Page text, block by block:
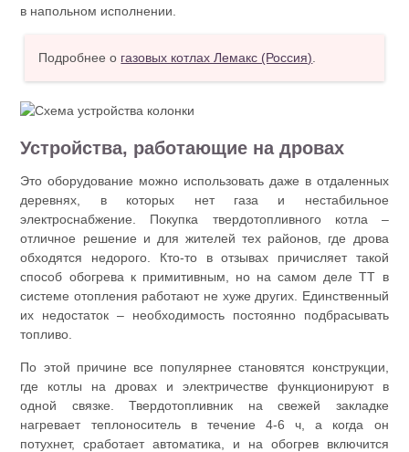
в напольном исполнении.
Подробнее о газовых котлах Лемакс (Россия)
Устройства, работающие на дровах
Это оборудование можно использовать даже в отдаленных
деревнях, в которых нет газа и нестабильное
электроснабжение. Покупка твердотопливного котла –
отличное решение и для жителей тех районов, где дрова
обходятся недорого. Кто-то в отзывах причисляет такой
способ обогрева к примитивным, но на самом деле ТТ в
системе отопления работают не хуже других. Единственный
их недостаток – необходимость постоянно подбрасывать
топливо.
По этой причине все популярнее становятся конструкции,
где котлы на дровах и электричестве функционируют в
одной связке. Твердотопливник на свежей закладке
нагревает теплоноситель в течение 4-6 ч, а когда он
потухнет, сработает автоматика, и на обогрев включится